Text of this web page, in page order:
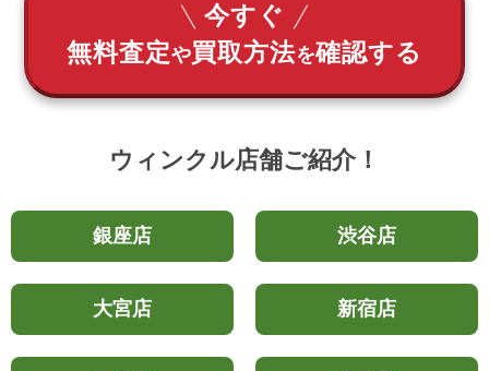
今すぐ
無料査定や買取方法を確認する
ウィンクル店舗ご紹介！
銀座店 渋谷店
大宮店 新宿店